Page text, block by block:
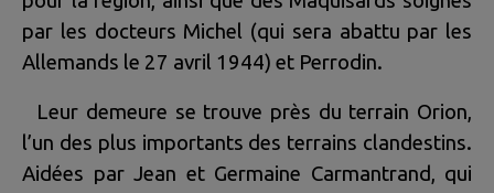
par les docteurs Michel (qui sera abattu par les
Allemands le 27 avril 1944) et Perrodin.
Leur demeure se trouve près du terrain Orion,
l’un des plus importants des terrains clandestins.
Aidées par Jean et Germaine Carmantrand, qui